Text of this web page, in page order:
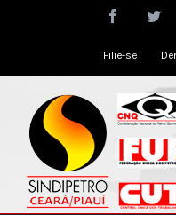
facebook
Filie-se